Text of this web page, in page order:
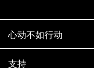
心动不如行动
如何购买
支持